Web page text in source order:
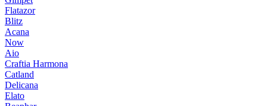
Flatazor
Blitz
Acana
Now
Aio
Craftia Harmona
Catland
Delicana
Elato